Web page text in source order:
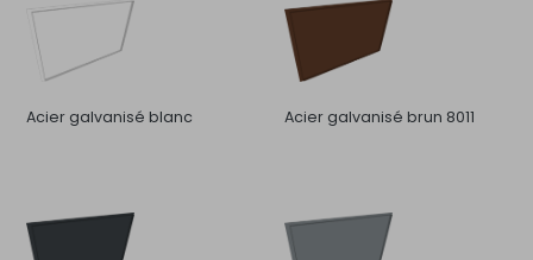
Acier galvanisé blanc Acier galvanisé brun 8011